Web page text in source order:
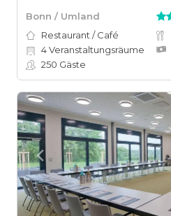
Bonn / Umland
Restaurant / Café
4Veranstaltungsräume
250 Gäste